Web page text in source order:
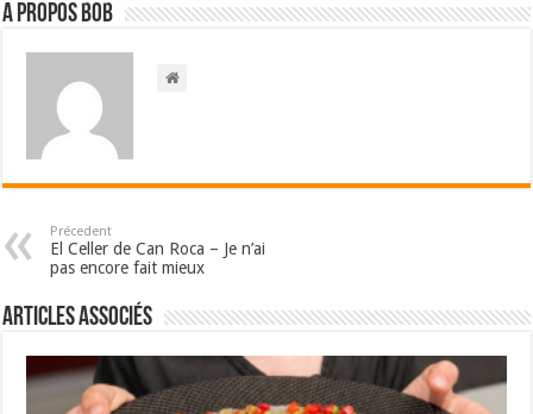
A propos bOb
Précedent
El Celler de Can Roca – Je n’ai
pas encore fait mieux
Articles associés